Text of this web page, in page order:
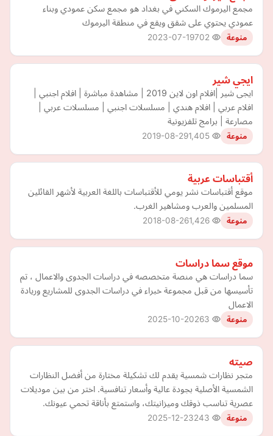
مجمع اليرموك السكني في بغداد هو مجمع سكن عمودي وبناء
عمودي يحتوي على شقق ويقع في منطقة اليرموك
منوعة 2023-07-19
ايجي شير
ايجى شير |افلام اون لاين 2019 | مشاهدة مباشرة | افلام اجنبي |
افلام عربي | افلام هندي | مسلسلات اجنبي | مسلسلات عربي |
مصارعة | برامج تلفزيونية
منوعة 2019-08-29
أقتباسات عربية
موقع أقتباسات نشر يومي للأقتباسات باللغة العربية لأشهر القائلين
المسلمين والعرب ومشاهير الغرب.
منوعة 2018-08-26
موقع سما دراسات
سما دراسات هي منصة متخصصه في دراسات الجدوى والاعمال ، تم
تأسيسها من قبل مجموعة خبراء في دراسات الجدوى للمشاريع وريادة
الاعمال
منوعة 2025-10-20
صيته
متجر نظارات شمسية يقدم لك تشكيلة مختارة من أفضل النظارات
الشمسية الأصلية بجودة عالية وأسعار تنافسية. اختر من بين موديلات
عصرية تناسب ذوقك وميزانيتك، واستمتع بأناقة تحمي عيونك.
منوعة 2025-12-23